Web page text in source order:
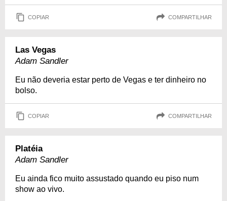
COPIAR COMPARTILHAR
Las Vegas
Adam Sandler
Eu não deveria estar perto de Vegas e ter dinheiro no
bolso.
COPIAR COMPARTILHAR
Platéia
Adam Sandler
Eu ainda fico muito assustado quando eu piso num
show ao vivo.